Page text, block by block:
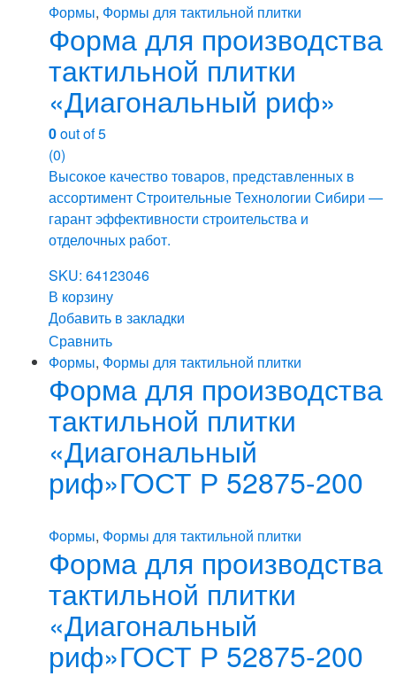
Формы, Формы для тактильной плитки
Форма для производства
тактильной плитки
«Диагональный риф»
0out of 5
(0)
Высокое качество товаров, представленных в
ассортимент Строительные Технологии Сибири —
гарант эффективности строительства и
отделочных работ.
SKU: 64123046
В корзину
Добавить в закладки
Сравнить
Формы, Формы для тактильной плитки
Форма для производства
тактильной плитки
«Диагональный
риф»ГОСТ Р 52875-200
Формы, Формы для тактильной плитки
Форма для производства
тактильной плитки
«Диагональный
риф»ГОСТ Р 52875-200